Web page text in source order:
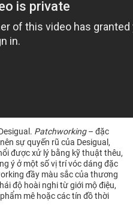
Patchworking– đặc
sự quyến rũ của Desigual,
được xử lý bằng kỹ thuật thêu,
ý ở một số vị trí vóc dáng đặc
đầy màu sắc của thương
độ hoài nghi từ giới mộ điệu,
mê hoặc các tín đồ thời